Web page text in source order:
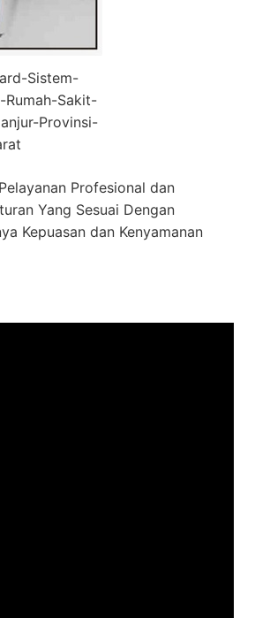
Sistem-
Rumah-Sakit-
Provinsi-
Profesional dan
Yang Sesuai Dengan
Kepuasan dan Kenyamanan